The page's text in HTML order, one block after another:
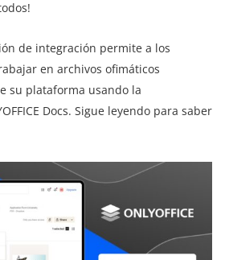
de integración permite a los
en archivos ofimáticos
su plataforma usando la
Docs. Sigue leyendo para saber